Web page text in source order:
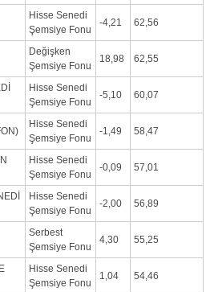
Hisse Senedi
Şemsiye Fonu
-4,21 62,56
Değişken
Şemsiye Fonu
18,98 62,55
Hisse Senedi
Şemsiye Fonu
-5,10 60,07
Hisse Senedi
Şemsiye Fonu
-1,49 58,47
Hisse Senedi
Şemsiye Fonu
-0,09 57,01
Hisse Senedi
Şemsiye Fonu
-2,00 56,89
Serbest
Şemsiye Fonu
4,30 55,25
Hisse Senedi
Şemsiye Fonu
1,04 54,46